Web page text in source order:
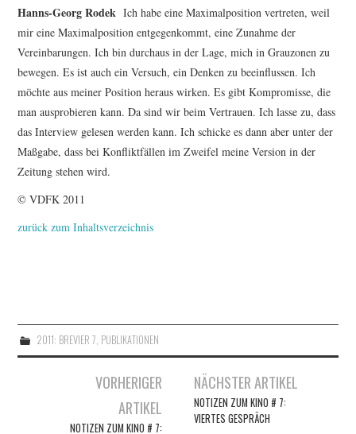
Hanns-Georg Rodek Ich habe eine Maximalposition vertreten, weil
mir eine Maximalposition entgegenkommt, eine Zunahme der
Vereinbarungen. Ich bin durchaus in der Lage, mich in Grauzonen zu
bewegen. Es ist auch ein Versuch, ein Denken zu beeinflussen. Ich
möchte aus meiner Position heraus wirken. Es gibt Kompromisse, die
man ausprobieren kann. Da sind wir beim Vertrauen. Ich lasse zu, dass
das Interview gelesen werden kann. Ich schicke es dann aber unter der
Maßgabe, dass bei Konfliktfällen im Zweifel meine Version in der
Zeitung stehen wird.
© VDFK 2011
zurück zum Inhaltsverzeichnis
2011: BREVIER 7, PUBLIKATIONEN
VORHERIGER
ARTIKEL
NOTIZEN ZUM KINO # 7:
NÄCHSTER ARTIKEL
NOTIZEN ZUM KINO # 7:
VIERTES GESPRÄCH